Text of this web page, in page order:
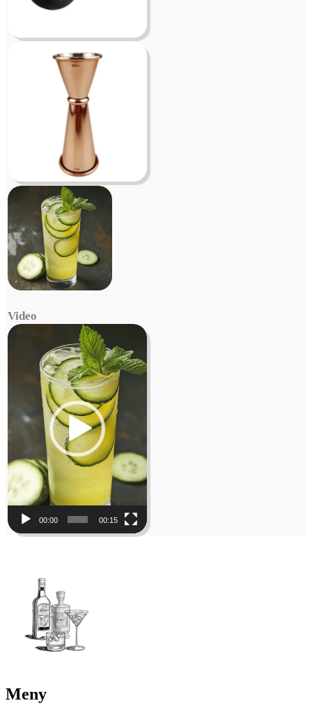
Video
Video
00:00 00:15
Meny